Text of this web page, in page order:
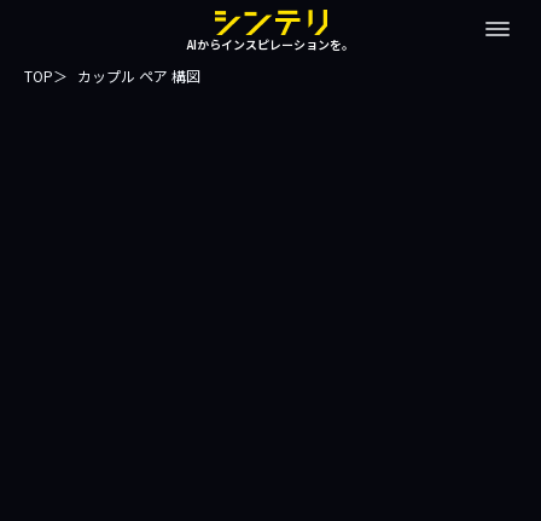
AIからインスピレーションを。
TOP カップル ペア 構図